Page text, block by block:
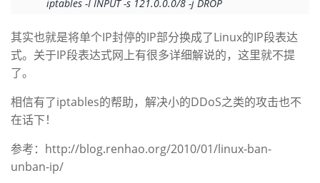
程
认
的
验
我
收
支
声
议
iptables -I INPUT -s 121.0.0.0/8 -j DROP
其实也就是将单个IP封停的IP部分换成了Linux的IP段表达
式。关于IP段表达式网上有很多详细解说的，这里就不提
了。
相信有了iptables的帮助，解决小的DDoS之类的攻击也不
在话下！
参考：http://blog.renhao.org/2010/01/linux-ban-
unban-ip/